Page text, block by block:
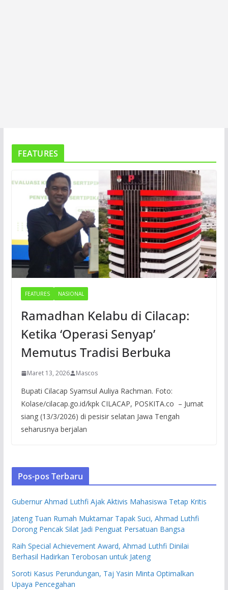
FEATURES
FEATURES NASIONAL
Ramadhan Kelabu di Cilacap:
Ketika ‘Operasi Senyap’
Memutus Tradisi Berbuka
Maret 13, 2026 Mascos
Bupati Cilacap Syamsul Auliya Rachman. Foto:
Kolase/cilacap.go.id/kpk CILACAP, POSKITA.co – Jumat
siang (13/3/2026) di pesisir selatan Jawa Tengah
seharusnya berjalan
Pos-pos Terbaru
Gubernur Ahmad Luthfi Ajak Aktivis Mahasiswa Tetap Kritis
Jateng Tuan Rumah Muktamar Tapak Suci, Ahmad Luthfi
Dorong Pencak Silat Jadi Penguat Persatuan Bangsa
Raih Special Achievement Award, Ahmad Luthfi Dinilai
Berhasil Hadirkan Terobosan untuk Jateng
Soroti Kasus Perundungan, Taj Yasin Minta Optimalkan
Upaya Pencegahan